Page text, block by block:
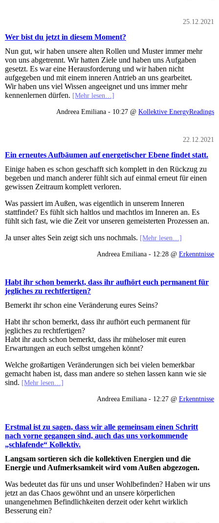
25.12.2021
Wer bist du jetzt in diesem Moment?
Nun gut, wir haben unsere alten Rollen und Muster immer mehr
von uns abgetrennt. Wir hatten Ziele und haben uns Aufgaben
gesetzt. Es war eine Herausforderung und wir haben nicht
aufgegeben und mit einem inneren Antrieb an uns gearbeitet.
Wir haben uns viel Wissen angeeignet und uns immer mehr
kennenlernen dürfen. [Mehr lesen…]
Andreea Emiliana - 10:27 @ Kollektive EnergyReadings
22.12.2021
Ein erneutes Aufbäumen auf energetischer Ebene findet statt.
Einige haben es schon geschafft sich komplett in den Rückzug zu
begeben und manch anderer fühlt sich auf einmal erneut für einen
gewissen Zeitraum komplett verloren.
Was passiert im Außen, was eigentlich in unserem Inneren
stattfindet? Es fühlt sich haltlos und machtlos im Inneren an. Es
fühlt sich fast, wie die Zeit vor unseren gemeisterten Prozessen an.
Ja unser altes Sein zeigt sich uns nochmals. [Mehr lesen…]
Andreea Emiliana - 12:28 @ Erkenntnisse
Habt ihr schon bemerkt, dass ihr aufhört euch permanent für
jegliches zu rechtfertigen?
Bemerkt ihr schon eine Veränderung eures Seins?
Habt ihr schon bemerkt, dass ihr aufhört euch permanent für
jegliches zu rechtfertigen?
Habt ihr auch schon bemerkt, dass ihr müheloser mit euren
Erwartungen an euch selbst umgehen könnt?
Welche großartigen Veränderungen sich bei vielen bemerkbar
gemacht haben ist, dass man andere so stehen lassen kann wie sie
sind. [Mehr lesen…]
Andreea Emiliana - 12:27 @ Erkenntnisse
Erstmal ist zu sagen, dass wir alle gemeinsam einen Schritt
nach vorne gegangen sind, auch das uns vorkommende
„schlafende“ Kollektiv.
Langsam sortieren sich die kollektiven Energien und die
Energie und Aufmerksamkeit wird vom Außen abgezogen.
Was bedeutet das für uns und unser Wohlbefinden? Haben wir uns
jetzt an das Chaos gewöhnt und an unsere körperlichen
unangenehmen Befindlichkeiten derzeit oder kehrt wirklich
Besserung ein?